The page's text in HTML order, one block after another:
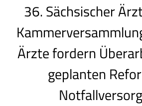
36. Sächsischer
Ärzte fordern
geplanten